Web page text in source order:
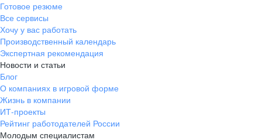
Готовое резюме
Все сервисы
Хочу у вас работать
Производственный календарь
Экспертная рекомендация
Новости и статьи
Блог
О компаниях в игровой форме
Жизнь в компании
ИТ-проекты
Рейтинг работодателей России
Молодым специалистам